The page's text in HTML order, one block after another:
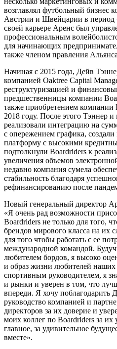
возглавлял футбольный бизнес
Австрии и Швейцарии в период
своей карьере Аренс был
профессиональным
для начинающих
также членом правления
Начиная с 2015 года, Дейв
компанией Oaktree Capital
реструктуризацией и
предшественницы компании
также приобретением компании
2018 году. После этого Тэннер
реализовали интеграцию на
с опережением графика,
платформу с высокими
подтолкнули Boardriders к
увеличения объемов
недавно компания сумела
стабильность благодаря
рефинансированию после
Новый генеральный директор
«Я очень рад возможности
Boardriders не только для того,
брендов мирового класса на их
для того чтобы работать с ее
международной командой.
любителем бордов, я высоко
и образ жизни любителей
спортивным руководителем, я
и рынки и уверен в том, что
впереди. Я хочу поблагодарить
руководство компанией и
директоров за их доверие и
моих коллег по Boardriders за
главное, за удивительное
вместе».